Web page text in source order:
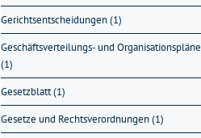
Gerichtsentscheidungen (1)
Geschäftsverteilungs- und Organisationspläne
(1)
Gesetzblatt (1)
Gesetze und Rechtsverordnungen (1)